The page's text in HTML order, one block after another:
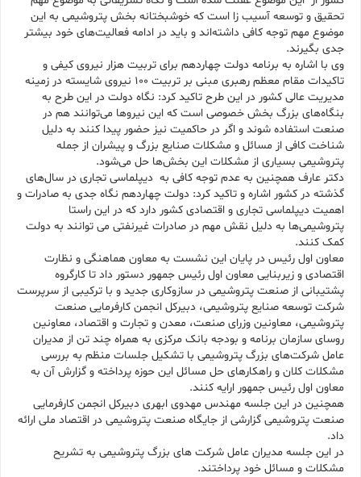
تحقیق و توسعه آسیب ­زا است که خوشبختانه بخش پتروشیمی به این
موضوع مهم توجه کافی داشته‌اند و باید در ادامه فعالیت‌های خود بیشتر
جدی بگیرند.
وی با اشاره به برنامه دولت چهاردهم برای تربیت هزار نیروی کیفی و
تاکیدات مقام معظم رهبری مبنی بر تربیت ۱۰۰ نیروی شایسته در زمینه
مدیریت عالی کشور در این طرح تاکید کرد: نگاه دولت در این طرح به
بنگاه‌های بزرگ بخش خصوصی است که این نیروها می‌توانند هم در
صنعت استفاده شوند و اگر در حاکمیت نیز حضور پیدا کنند به دلیل
شناخت کافی از مسائل و مشکلات صنایع بزرگ و پیشران از جمله
پتروشیمی بسیاری از مشکلات این بخش‌ها حل می‌شود.
دکتر عارف همچنین به عدم توجه کافی به دیپلماسی تجاری در سال‌های
گذشته در کشور اشاره و تاکید کرد: دولت چهاردهم نگاه جدی به صادرات و
اهمیت دیپلماسی تجاری و اقتصادی کشور دارد که در این راستا
پتروشیمی‌ها به دلیل نقش مهم در صادرات غیرنفتی می توانند به دولت
کمک کنند.
معاون اول رئیس در پایان این نشست به معاون هماهنگی و نظارت
اقتصادی و زیربنایی معاون اول رئیس جمهور دستور داد تا کارگروه
پشتیبانی از صنعت پتروشیمی در سازوکاری جدید و با ترکیبی از سرپرست
شرکت توسعه صنایع پتروشیمی، دبیرکل انجمن کارفرمایی صنعت
پتروشیمی، معاونین وزرای صنعت، معدن و تجارت و اقتصاد، معاونین
روسای سازمان برنامه و بودجه بانک مرکزی به همراه چند تن از مدیران
عامل شرکت‌های بزرگ پتروشیمی با تشکیل جلسات منظم به بررسی
مشکلات کلان و راهکارهای حل مسائل این حوزه پرداخته و گزارش آن به
معاون اول رئیس جمهور ارایه کنند.
همچنین در این جلسه مهندس مهدوی ابهری دبیرکل انجمن کارفرمایی
صنعت پتروشیمی گزارشی از جایگاه صنعت پتروشیمی در اقتصاد ملی ارائه
داد.
در این جلسه مدیران عامل شرکت های بزرگ پتروشیمی به تشریح
مشکلات و مسائل خود پرداختند.